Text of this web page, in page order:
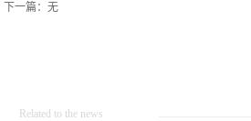
下一篇：无
Related to the news